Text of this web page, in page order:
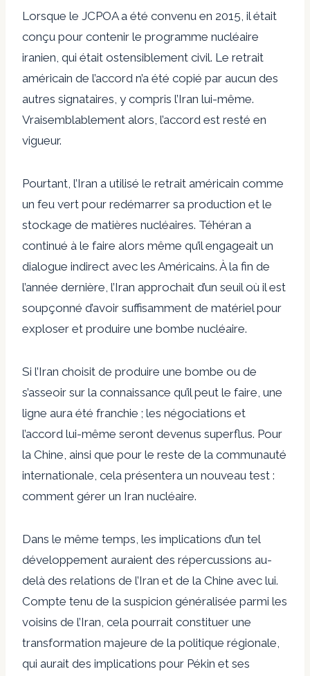
Lorsque le JCPOA a été convenu en 2015, il était
conçu pour contenir le programme nucléaire
iranien, qui était ostensiblement civil. Le retrait
américain de l’accord n’a été copié par aucun des
autres signataires, y compris l’Iran lui-même.
Vraisemblablement alors, l’accord est resté en
vigueur.
Pourtant, l’Iran a utilisé le retrait américain comme
un feu vert pour redémarrer sa production et le
stockage de matières nucléaires. Téhéran a
continué à le faire alors même qu’il engageait un
dialogue indirect avec les Américains. À la fin de
l’année dernière, l’Iran approchait d’un seuil où il est
soupçonné d’avoir suffisamment de matériel pour
exploser et produire une bombe nucléaire.
Si l’Iran choisit de produire une bombe ou de
s’asseoir sur la connaissance qu’il peut le faire, une
ligne aura été franchie ; les négociations et
l’accord lui-même seront devenus superflus. Pour
la Chine, ainsi que pour le reste de la communauté
internationale, cela présentera un nouveau test :
comment gérer un Iran nucléaire.
Dans le même temps, les implications d’un tel
développement auraient des répercussions au-
delà des relations de l’Iran et de la Chine avec lui.
Compte tenu de la suspicion généralisée parmi les
voisins de l’Iran, cela pourrait constituer une
transformation majeure de la politique régionale,
qui aurait des implications pour Pékin et ses